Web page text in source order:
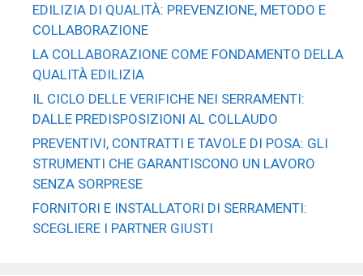
EDILIZIA DI QUALITÀ: PREVENZIONE, METODO E
COLLABORAZIONE
LA COLLABORAZIONE COME FONDAMENTO DELLA
QUALITÀ EDILIZIA
IL CICLO DELLE VERIFICHE NEI SERRAMENTI:
DALLE PREDISPOSIZIONI AL COLLAUDO
PREVENTIVI, CONTRATTI E TAVOLE DI POSA: GLI
STRUMENTI CHE GARANTISCONO UN LAVORO
SENZA SORPRESE
FORNITORI E INSTALLATORI DI SERRAMENTI:
SCEGLIERE I PARTNER GIUSTI